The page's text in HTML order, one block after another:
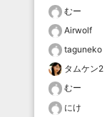
むー
Airwolf
taguneko
タムケン2
むー
にけ